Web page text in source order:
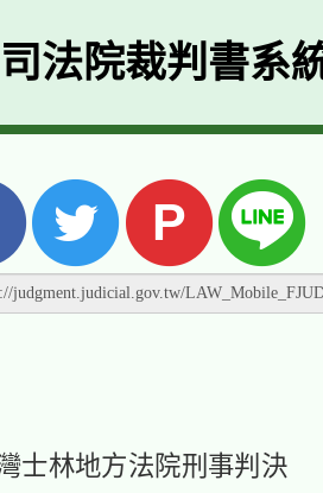
司法院裁判書系
P
士林地方法院刑事判決